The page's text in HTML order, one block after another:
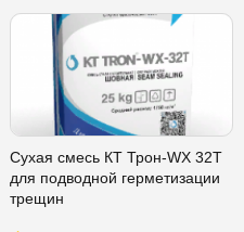
Сухая смесь КТ Трон-WX 32T
для подводной герметизации
трещин